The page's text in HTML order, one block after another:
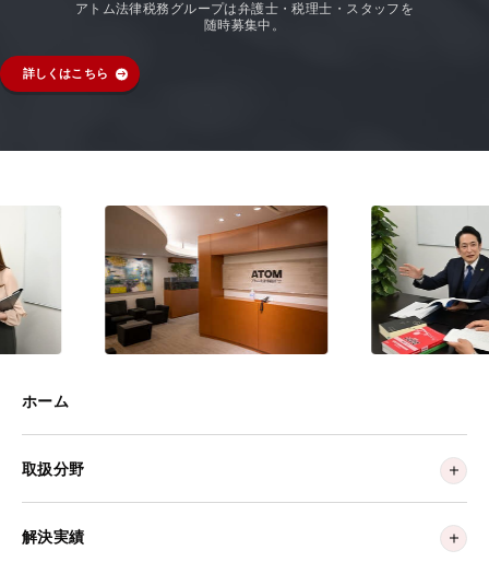
アトム法律税務グループは弁護士・税理士・スタッフを
随時募集中。
詳しくはこちら
ホーム
取扱分野
解決実績